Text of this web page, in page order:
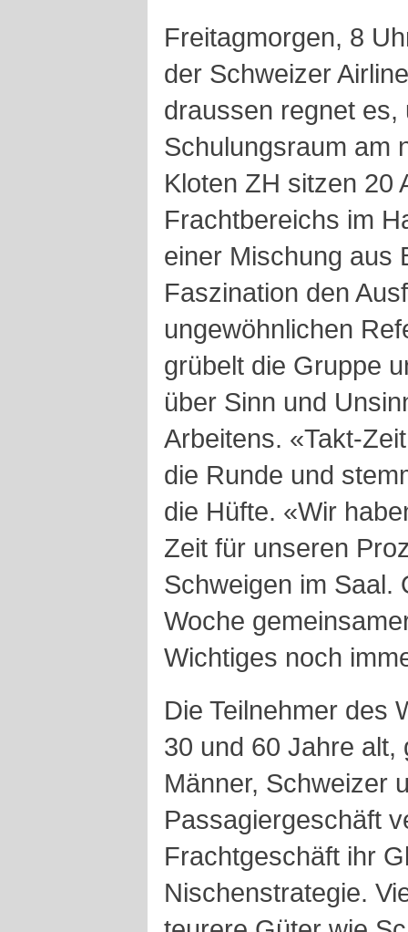
Freitagmorgen, 8
der Schweizer
draussen regnet es,
Schulungsraum am
Kloten ZH sitzen 20
Frachtbereichs im
einer Mischung aus
Faszination den
ungewöhnlichen
grübelt die Gruppe
über Sinn und
Arbeitens. «Takt-
die Runde und
die Hüfte. «Wir
Zeit für unseren
Schweigen im Saal.
Woche
Wichtiges noch
Die Teilnehmer des
30 und 60 Jahre alt,
Männer, Schweizer
Passagiergeschäft
Frachtgeschäft ihr
Nischenstrategie.